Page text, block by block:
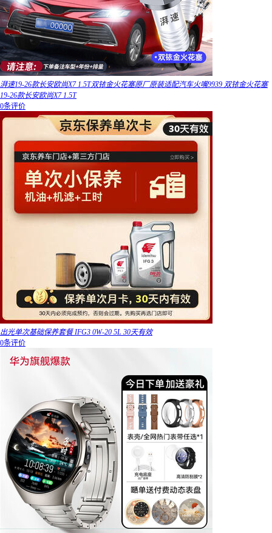
湃速19-26款长安欧尚X7 1.5T双铱金火花塞原厂原装适配汽车火嘴9939 双铱金火花塞
19-26款长安欧尚X7 1.5T
0条评价
出光单次基础保养套餐 IFG3 0W-20 5L 30天有效
0条评价